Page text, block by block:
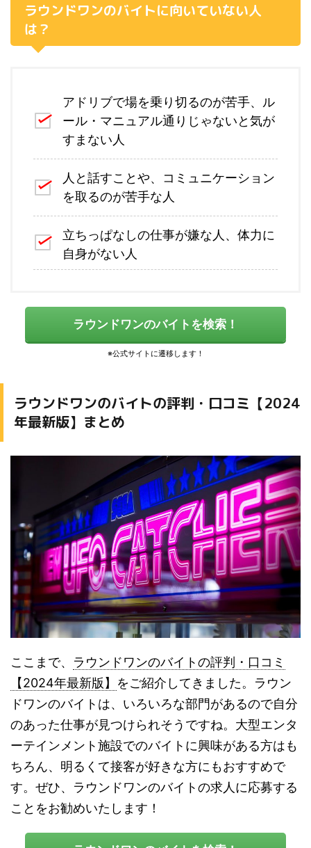
ラウンドワンのバイトに向いていない人
は？
アドリブで場を乗り切るのが苦手、ル
ール・マニュアル通りじゃないと気が
すまない人
人と話すことや、コミュニケーション
を取るのが苦手な人
立ちっぱなしの仕事が嫌な人、体力に
自身がない人
ラウンドワンのバイトを検索！
ラウンドワンのバイトの評判・口コミ【2024
年最新版】まとめ
ここまで、 ラウンドワンのバイトの評判・口コミ
【2024年最新版】 をご紹介してきました。ラウン
ドワンのバイトは、いろいろな部門があるので自分
のあった仕事が見つけられそうですね。大型エンタ
ーテインメント施設でのバイトに興味がある方はも
ちろん、明るくて接客が好きな方にもおすすめで
す。ぜひ、ラウンドワンのバイトの求人に応募する
ことをお勧めいたします！